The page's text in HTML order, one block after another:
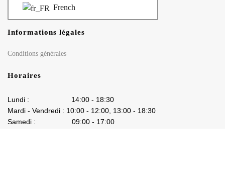
French
Informations légales
Conditions générales
Horaires
Lundi : 14:00 - 18:30
Mardi - Vendredi : 10:00 - 12:00, 13:00 - 18:30
Samedi : 09:00 - 17:00